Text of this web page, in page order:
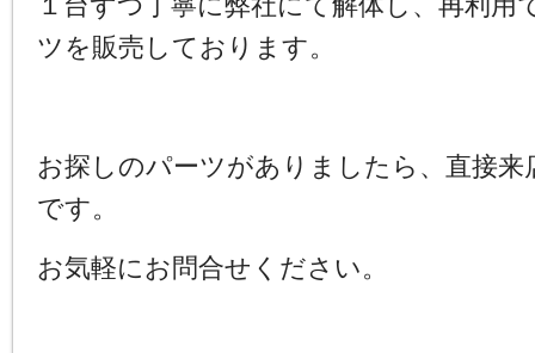
ツを販売しております。
お探しのパーツがありましたら、直接来
です。
お気軽にお問合せください。